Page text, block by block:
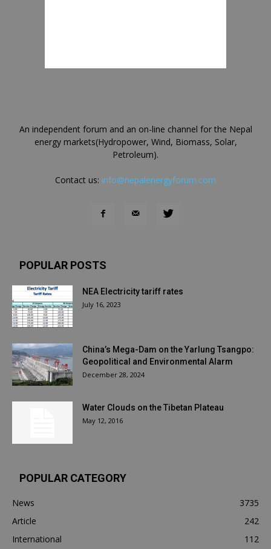
An independent forum and an on-line channel for the Nepal
energy markets(Hydropower, Wind, Biomass, Solar,
Petroleum).
Contact us: info@nepalenergyforum.com
POPULAR POSTS
NEA Electricity tariff rates
July 16, 2023
China’s Mega-Dam on the Yarlung Tsangpo:
Geopolitical and Environmental Alarm
December 28, 2024
Water Clouds on the Tibetan Plateau
May 12, 2016
POPULAR CATEGORY
News
3735
Article
242
International
112